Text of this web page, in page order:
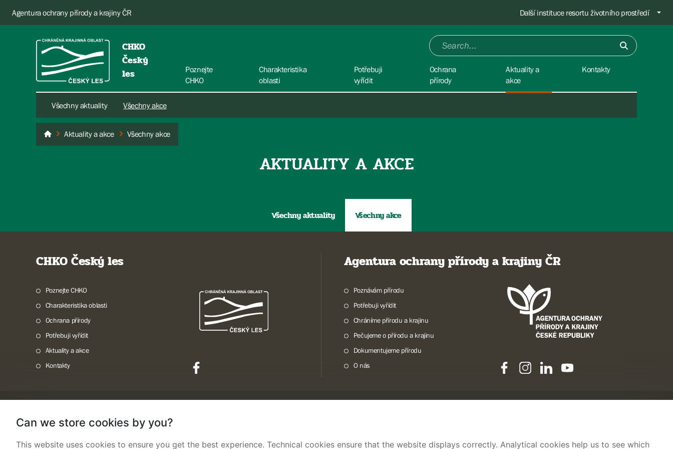
Agentura ochrany přírody a krajiny ČR Další instituce resortu životního prostředí
CHKO
Český
les
Poznejte
CHKO
Charakteristika
oblasti
Potřebuji
vyřídit
Ochrana
přírody
Aktuality a
akce
Všechny aktuality Všechny akce
Kontakty
Český les
Aktuality a akce Všechny akce
AKTUALITY A AKCE
Všechny aktuality Všechny akce
CHKO Český les
Poznejte CHKO
Charakteristika oblasti
Ochrana přírody
Potřebuji vyřídit
Aktuality a akce
Kontakty
Agentura ochrany přírody a krajiny ČR
Poznávám přírodu
Potřebuji vyřídit
Chráníme přírodu a krajinu
Pečujeme o přírodu a krajinu
Dokumentujeme přírodu
O nás
Can we store cookies by you?
This website uses cookies to ensure you get the best experience. Technical cookies ensure that the website displays correctly. Analytical cookies help us to see which